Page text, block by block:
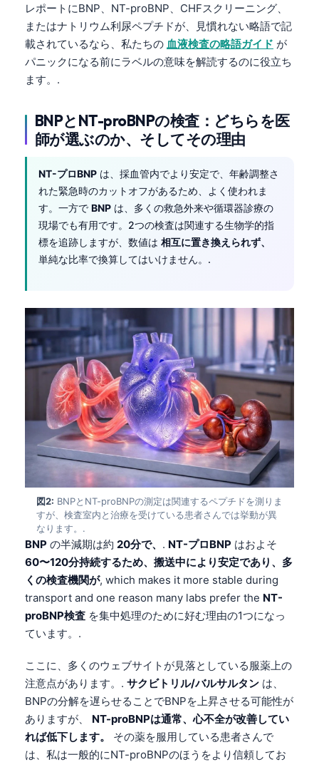
レポートにBNP、NT-proBNP、CHFスクリーニング、
またはナトリウム利尿ペプチドが、見慣れない略語で記
載されているなら、私たちの 血液検査の略語ガイド が
パニックになる前にラベルの意味を解読するのに役立ち
ます。.
BNPとNT-proBNPの検査：どちらを医
師が選ぶのか、そしてその理由
NT-プロBNP は、採血管内でより安定で、年齢調整さ
れた緊急時のカットオフがあるため、よく使われま
す。一方で BNP は、多くの救急外来や循環器診療の
現場でも有用です。2つの検査は関連する生物学的指
標を追跡しますが、数値は 相互に置き換えられず、
単純な比率で換算してはいけません。.
図2: BNPとNT-proBNPの測定は関連するペプチドを測りま
すが、検査室内と治療を受けている患者さんでは挙動が異
なります。.
BNP の半減期は約 20分で、 . NT-プロBNP はおよそ
60〜120分持続するため、搬送中により安定であり、多
くの検査機関が, which makes it more stable during
transport and one reason many labs prefer the NT-
proBNP検査 を集中処理のために好む理由の1つになっ
ています。.
ここに、多くのウェブサイトが見落としている服薬上の
注意点があります。. サクビトリル/バルサルタン は、
BNPの分解を遅らせることでBNPを上昇させる可能性が
ありますが、 NT-proBNPは通常、心不全が改善してい
れば低下します。
その薬を服用している患者さんで
は、私は一般的にNT-proBNPのほうをより信頼してお